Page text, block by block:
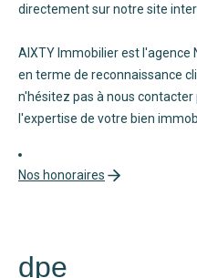
directement sur notre site
AIXTY Immobilier est l'agence
en terme de reconnaissance
n'hésitez pas à nous
l'expertise de votre bien
Nos honoraires
dpe